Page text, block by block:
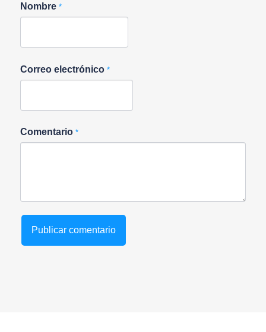
Nombre *
Correo electrónico *
Comentario *